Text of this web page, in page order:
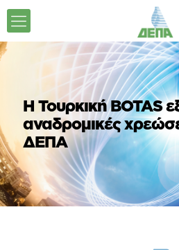
Η Τουρκική ΒΟΤΑS
αναδρομικές
ΔΕΠΑ